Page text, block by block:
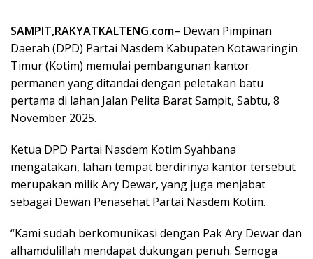
SAMPIT,RAKYATKALTENG.com– Dewan Pimpinan
Daerah (DPD) Partai Nasdem Kabupaten Kotawaringin
Timur (Kotim) memulai pembangunan kantor
permanen yang ditandai dengan peletakan batu
pertama di lahan Jalan Pelita Barat Sampit, Sabtu, 8
November 2025.
Ketua DPD Partai Nasdem Kotim Syahbana
mengatakan, lahan tempat berdirinya kantor tersebut
merupakan milik Ary Dewar, yang juga menjabat
sebagai Dewan Penasehat Partai Nasdem Kotim.
“Kami sudah berkomunikasi dengan Pak Ary Dewar dan
alhamdulillah mendapat dukungan penuh. Semoga